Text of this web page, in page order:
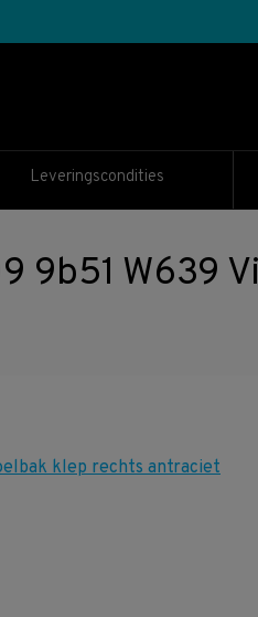
Leveringscondities
9b51 W639